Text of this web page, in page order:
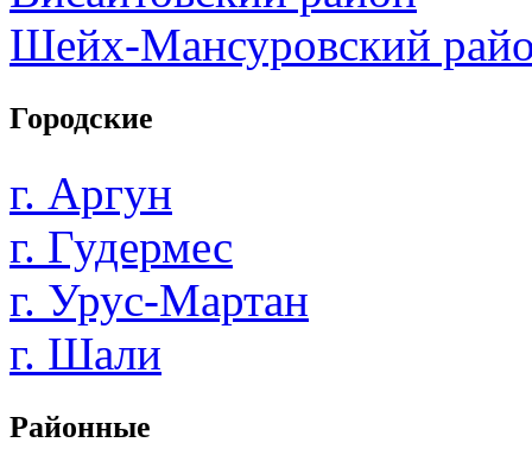
Шейх-Мансуровский
Городские
г. Аргун
г. Гудермес
г. Урус-Мартан
г. Шали
Районные